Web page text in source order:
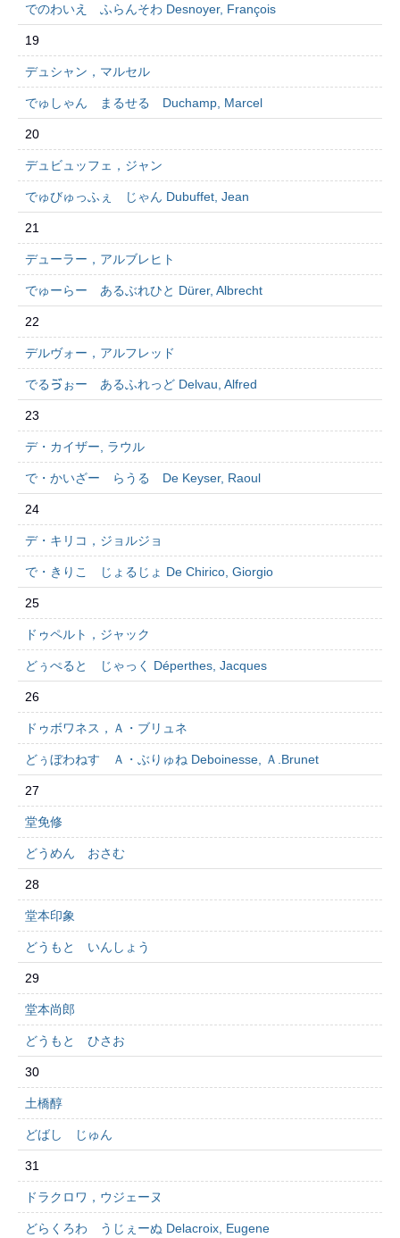
でのわいえ ふらんそわ Desnoyer, François
19
デュシャン，マルセル
でゅしゃん まるせる Duchamp, Marcel
20
デュビュッフェ，ジャン
でゅびゅっふぇ じゃん Dubuffet, Jean
21
デューラー，アルブレヒト
でゅーらー あるぶれひと Dürer, Albrecht
22
デルヴォー，アルフレッド
でるゔぉー あるふれっど Delvau, Alfred
23
デ・カイザー, ラウル
で・かいざー らうる De Keyser, Raoul
24
デ・キリコ，ジョルジョ
で・きりこ じょるじょ De Chirico, Giorgio
25
ドゥペルト，ジャック
どぅぺると じゃっく Déperthes, Jacques
26
ドゥボワネス，Ａ・ブリュネ
どぅぼわねす Ａ・ぶりゅね Deboinesse, Ａ.Brunet
27
堂免修
どうめん おさむ
28
堂本印象
どうもと いんしょう
29
堂本尚郎
どうもと ひさお
30
土橋醇
どばし じゅん
31
ドラクロワ，ウジェーヌ
どらくろわ うじぇーぬ Delacroix, Eugene